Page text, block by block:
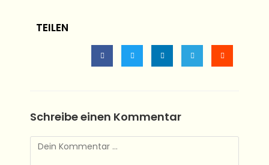
TEILEN
Schreibe einen Kommentar